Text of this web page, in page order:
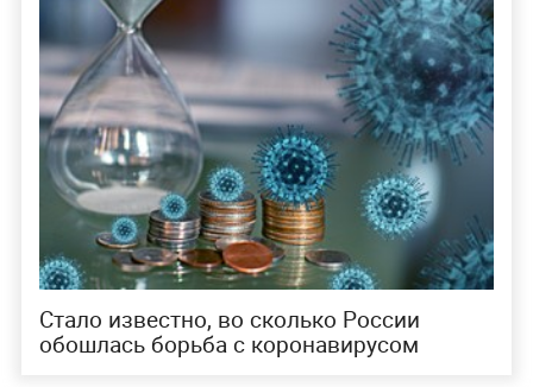
Стало известно, во сколько России
обошлась борьба с коронавирусом